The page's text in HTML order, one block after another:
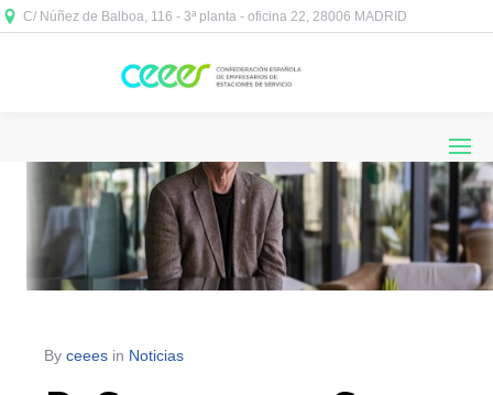
C/ Núñez de Balboa, 116 - 3ª planta - oficina 22, 28006 MADRID
By ceees in Noticias